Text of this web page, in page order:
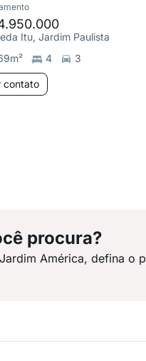
Itu, Jardim Paulista
m² 4 3
contato
procura?
América, defina o